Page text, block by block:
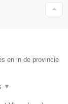
en in de provincie
▼